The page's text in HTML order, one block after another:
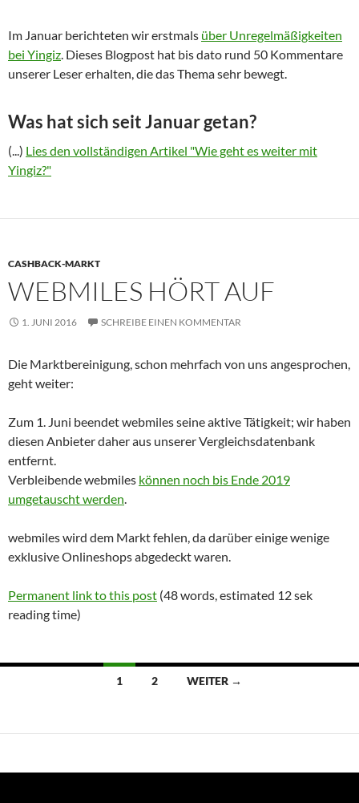
Im Januar berichteten wir erstmals über Unregelmäßigkeiten
bei Yingiz . Dieses Blogpost hat bis dato rund 50 Kommentare
unserer Leser erhalten, die das Thema sehr bewegt.
Was hat sich seit Januar getan?
(...) Lies den vollständigen Artikel "Wie geht es weiter mit
Yingiz?"
CASHBACK-MARKT
WEBMILES HÖRT AUF
1. JUNI 2016 SCHREIBE EINEN KOMMENTAR
Die Marktbereinigung, schon mehrfach von uns angesprochen,
geht weiter:
Zum 1. Juni beendet webmiles seine aktive Tätigkeit; wir haben
diesen Anbieter daher aus unserer Vergleichsdatenbank
entfernt.
Verbleibende webmiles können noch bis Ende 2019
umgetauscht werden
webmiles wird dem Markt fehlen, da darüber einige wenige
exklusive Onlineshops abgedeckt waren.
Permanent link to this post (48 words, estimated 12 sek
reading time)
Beitragsnavigation
1 2 WEITER →